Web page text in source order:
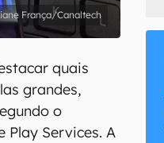
França/Canaltech
quais
grandes,
o
Play Services. A